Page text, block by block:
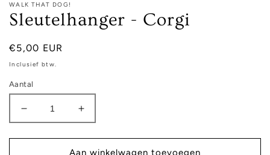
WALK THAT DOG!
Sleutelhanger - Corgi
Normale
prijs
€5,00 EUR
Inclusief btw.
Aantal
Aantal
verlagen
voor
Sleutelhanger
Aantal
verhogen
voor
Sleutelhanger
Aan winkelwagen toevoegen